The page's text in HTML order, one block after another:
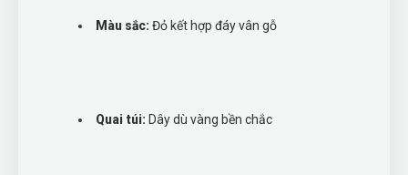
Màu sắc: Đỏ kết hợp đáy vân gỗ
Quai túi: Dây dù vàng bền chắc